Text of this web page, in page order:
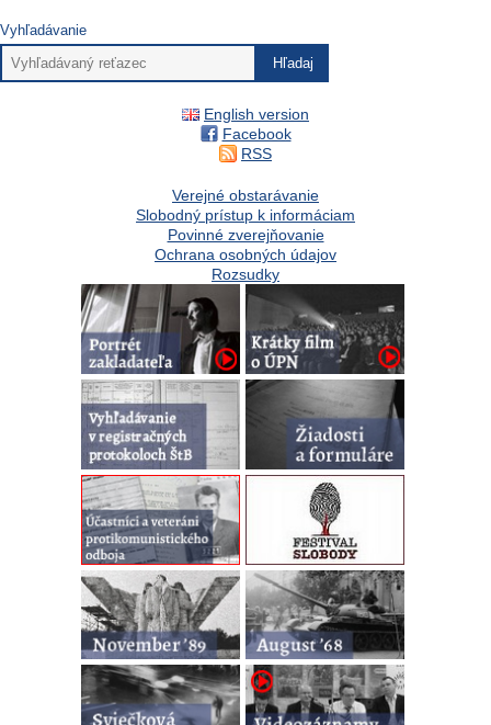
Vyhľadávanie
English version
Facebook
RSS
Verejné obstarávanie
Slobodný prístup k informáciam
Povinné zverejňovanie
Ochrana osobných údajov
Rozsudky